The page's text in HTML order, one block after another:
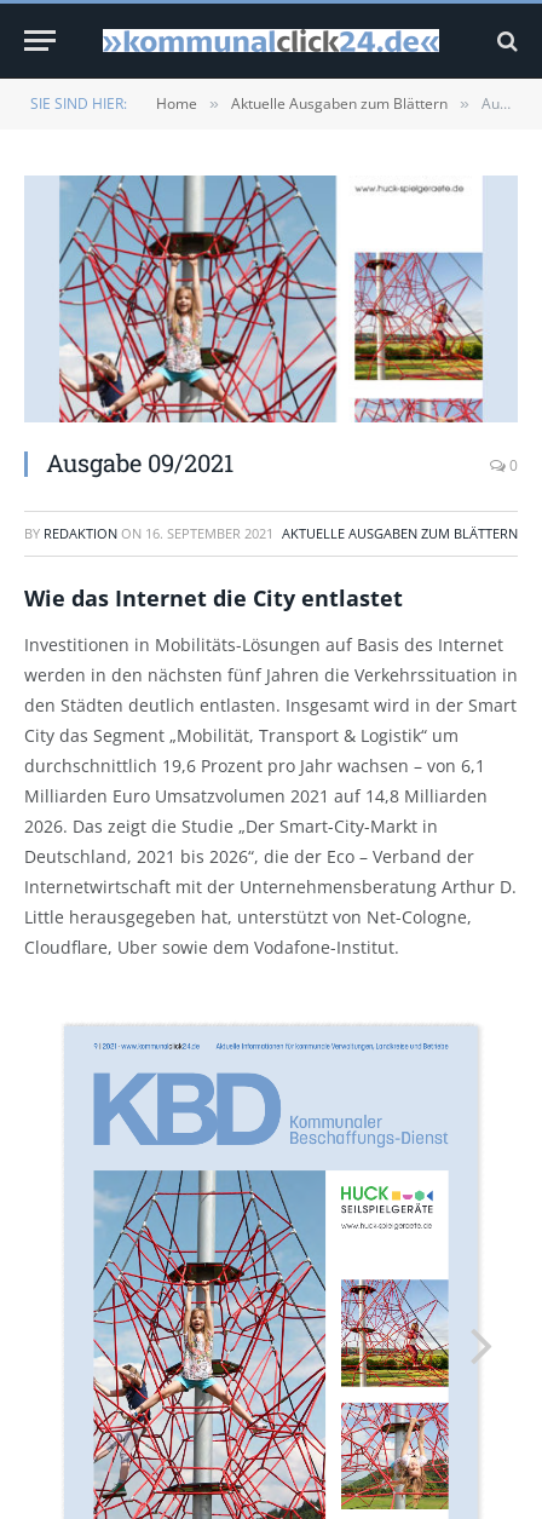
SIE SIND HIER: Home » Aktuelle Ausgaben zum Blättern » Ausgabe 09/2021
Ausgabe 09/2021 0
BY REDAKTION ON 16. SEPTEMBER 2021 AKTUELLE AUSGABEN ZUM BLÄTTERN
Wie das Internet die City entlastet
Investitionen in Mobilitäts-Lösungen auf Basis des Internet
werden in den nächsten fünf Jahren die Verkehrssituation in
den Städten deutlich entlasten. Insgesamt wird in der Smart
City das Segment „Mobilität, Transport & Logistik“ um
durchschnittlich 19,6 Prozent pro Jahr wachsen – von 6,1
Milliarden Euro Umsatzvolumen 2021 auf 14,8 Milliarden
2026. Das zeigt die Studie „Der Smart-City-Markt in
Deutschland, 2021 bis 2026“, die der Eco – Verband der
Internetwirtschaft mit der Unternehmensberatung Arthur D.
Little herausgegeben hat, unterstützt von Net-Cologne,
Cloudflare, Uber sowie dem Vodafone-Institut.